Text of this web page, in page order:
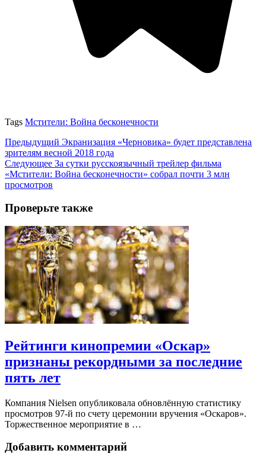
Tags Мстители: Война бесконечности
Предыдущий Экранизация «Черновика» будет представлена
зрителям весной 2018 года
Следующее За сутки русскоязычный трейлер фильма
«Мстители: Война бесконечности» собрал почти 3 млн
просмотров
Проверьте также
Рейтинги кинопремии «Оскар»
признаны рекордными за последние
пять лет
Компания Nielsen опубликовала обновлённую статистику
просмотров 97-й по счету церемонии вручения «Оскаров».
Торжественное мероприятие в …
Добавить комментарий